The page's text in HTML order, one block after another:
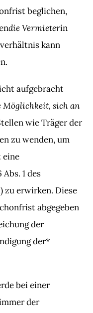
beglichen,
die Vermieterin
kann
aufgebracht
Möglichkeit, sich an
wie Träger der
zu wenden, um
eine
1 des
erwirken. Diese
abgegeben
der
der*
bei einer
der